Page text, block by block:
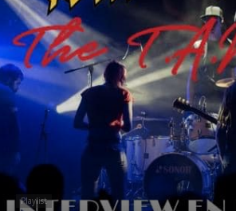
Playlist